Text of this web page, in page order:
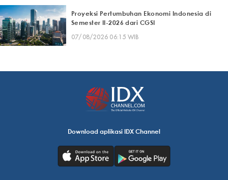
Proyeksi Pertumbuhan Ekonomi Indonesia di
Semester II-2026 dari CGSI
07/08/2026 06:15 WIB
Download aplikasi IDX Channel